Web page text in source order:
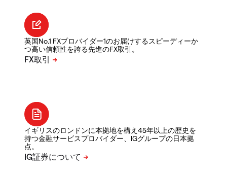
英国No.1 FXプロバイダー1のお届けするスピーディーか
つ高い信頼性を誇る先進のFX取引。
イギリスのロンドンに本拠地を構え45年以上の歴史を
持つ金融サービスプロバイダー、IGグループの日本拠
点。